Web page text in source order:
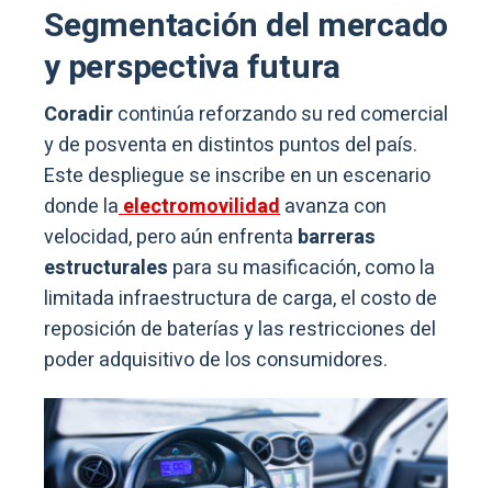
Segmentación del mercado
y perspectiva futura
Coradircontinúa reforzando su red comercial
y de posventa en distintos puntos del país.
Este despliegue se inscribe en un escenario
donde laelectromovilidadavanza con
velocidad, pero aún enfrenta barreras
estructurales para su masificación, como la
limitada infraestructura de carga, el costo de
reposición de baterías y las restricciones del
poder adquisitivo de los consumidores.